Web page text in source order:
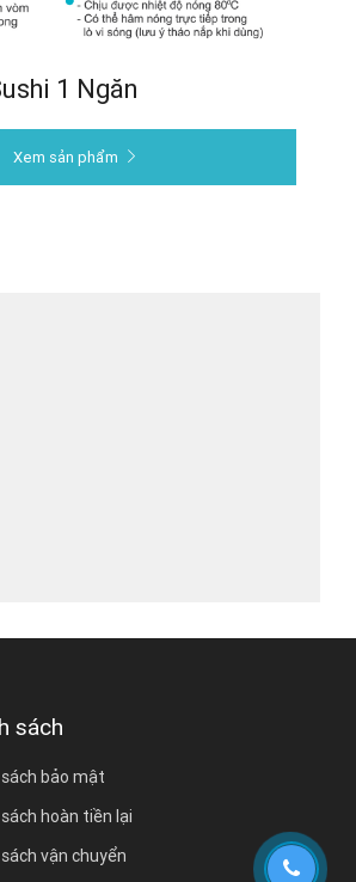
1 Ngăn
Xem sản phẩm
sách
bảo mật
hoàn tiền lại
vận chuyển